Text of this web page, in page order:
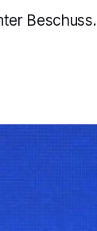
Beschuss.